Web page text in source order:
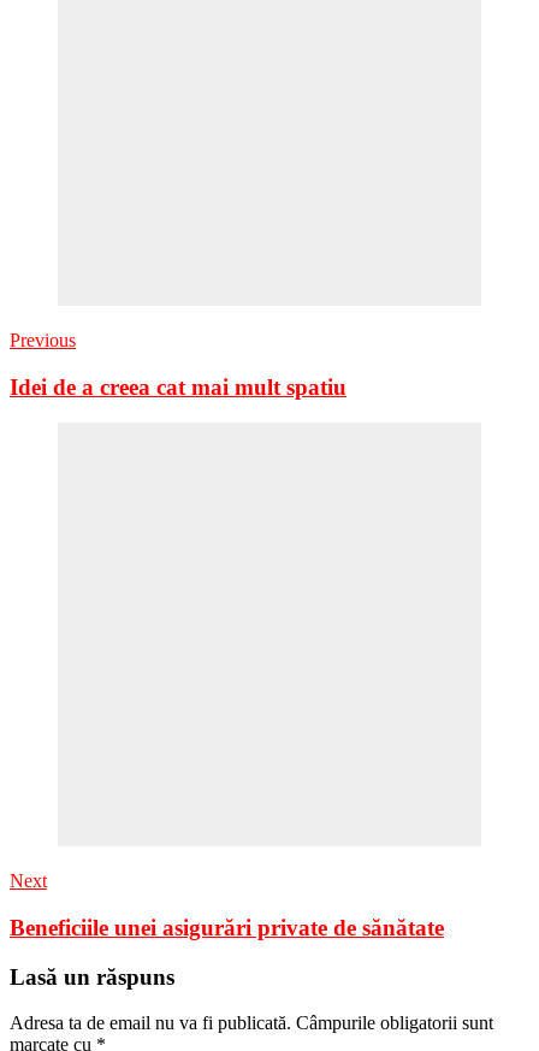
Previous
Idei de a creea cat mai mult spatiu
Next
Beneficiile unei asigurări private de sănătate
Lasă un răspuns
Adresa ta de email nu va fi publicată. Câmpurile obligatorii sunt
marcate cu *